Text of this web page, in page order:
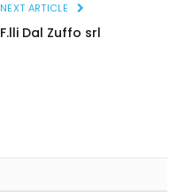
NEXT ARTICLE
F.lli Dal Zuffo srl